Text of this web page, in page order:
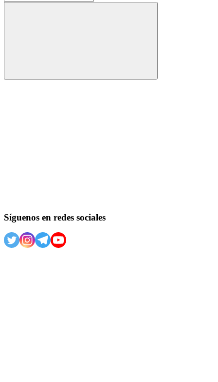
Buscar
Síguenos en redes sociales